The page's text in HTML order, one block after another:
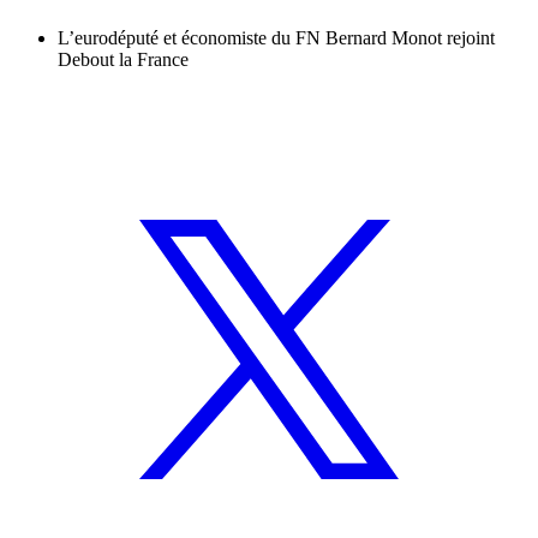
L’eurodéputé et économiste du FN Bernard Monot rejoint
Debout la France